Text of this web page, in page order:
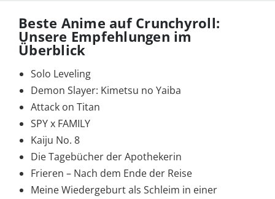
Beste Anime auf Crunchyroll:
Unsere Empfehlungen im
Überblick
Solo Leveling
Demon Slayer: Kimetsu no Yaiba
Attack on Titan
SPY x FAMILY
Kaiju No. 8
Die Tagebücher der Apothekerin
Frieren – Nach dem Ende der Reise
Meine Wiedergeburt als Schleim in einer